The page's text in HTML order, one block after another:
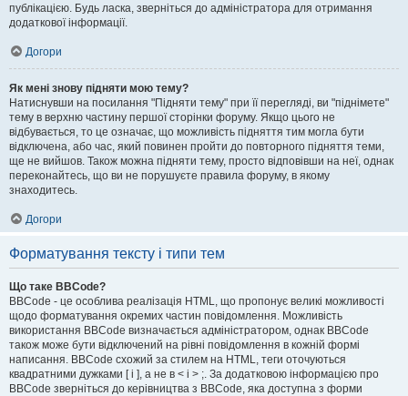
публікацією. Будь ласка, зверніться до адміністратора для отримання
додаткової інформації.
Догори
Як мені знову підняти мою тему?
Натиснувши на посилання "Підняти тему" при її перегляді, ви "піднімете"
тему в верхню частину першої сторінки форуму. Якщо цього не
відбувається, то це означає, що можливість підняття тим могла бути
відключена, або час, який повинен пройти до повторного підняття теми,
ще не вийшов. Також можна підняти тему, просто відповівши на неї, однак
переконайтесь, що ви не порушуєте правила форуму, в якому
знаходитесь.
Догори
Форматування тексту і типи тем
Що таке BBCode?
BBCode - це особлива реалізація HTML, що пропонує великі можливості
щодо форматування окремих частин повідомлення. Можливість
використання BBCode визначається адміністратором, однак BBCode
також може бути відключений на рівні повідомлення в кожній формі
написання. BBCode схожий за стилем на HTML, теги оточуються
квадратними дужками [ і ], а не в < і > ;. За додатковою інформацією про
BBCode зверніться до керівництва з BBCode, яка доступна з форми